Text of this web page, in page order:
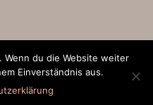
Wenn du die Website weiter
Einverständnis aus.